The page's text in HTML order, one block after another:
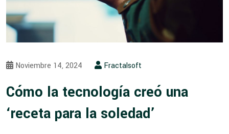
Noviembre 14, 2024 Fractalsoft
Cómo la tecnología creó una
‘receta para la soledad’